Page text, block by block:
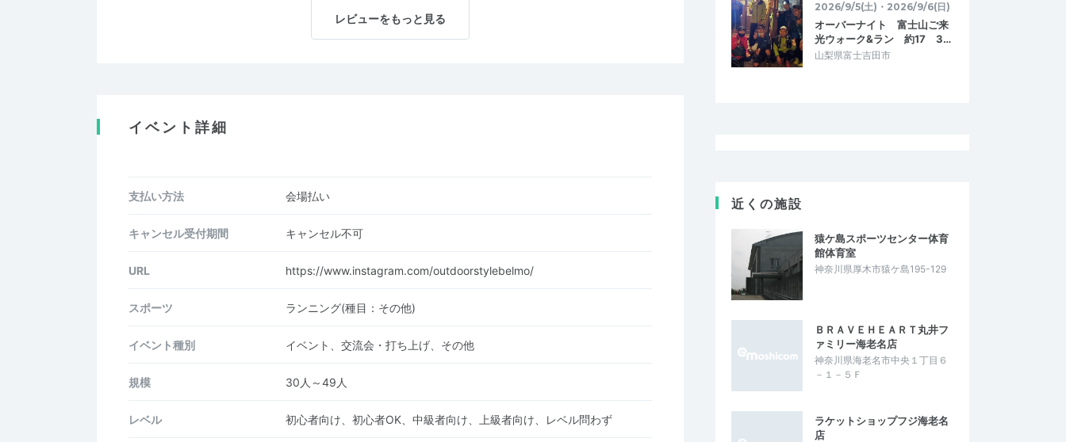
レビューをもっと見る
イベント詳細
支払い方法 会場払い
キャンセル受付期間 キャンセル不可
URL https://www.instagram.com/outdoorstylebelmo/
スポーツ ランニング(種目：その他)
イベント種別 イベント、交流会・打ち上げ、その他
規模 30人～49人
レベル 初心者向け、初心者OK、中級者向け、上級者向け、レベル問わず
2026/9/5(土)・2026/9/6(日)
オーバーナイト 富士山ご来
光ウォーク&ラン 約17 3…
山梨県富士吉田市
近くの施設
猿ケ島スポーツセンター体育
館体育室
神奈川県厚木市猿ケ島195-129
ＢＲＡＶＥＨＥＡＲＴ丸井フ
ァミリー海老名店
神奈川県海老名市中央１丁目６
－１－５Ｆ
ラケットショップフジ海老名
店